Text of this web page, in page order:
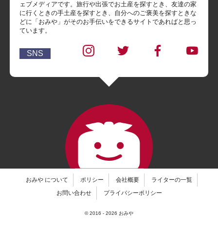
ェブメディアです。旅行や出張でお土産を探すとき、友達の家
に行くときの手土産を探すとき、自分へのご褒美を探すときな
どに「おみや」がそのお手伝いをできるサイトであればと思っ
ています。
SNS
おみや について ポリシー 会社概要
ライターの一覧
お問い合わせ
プライバシーポリシー
© 2016 - 2026 おみや